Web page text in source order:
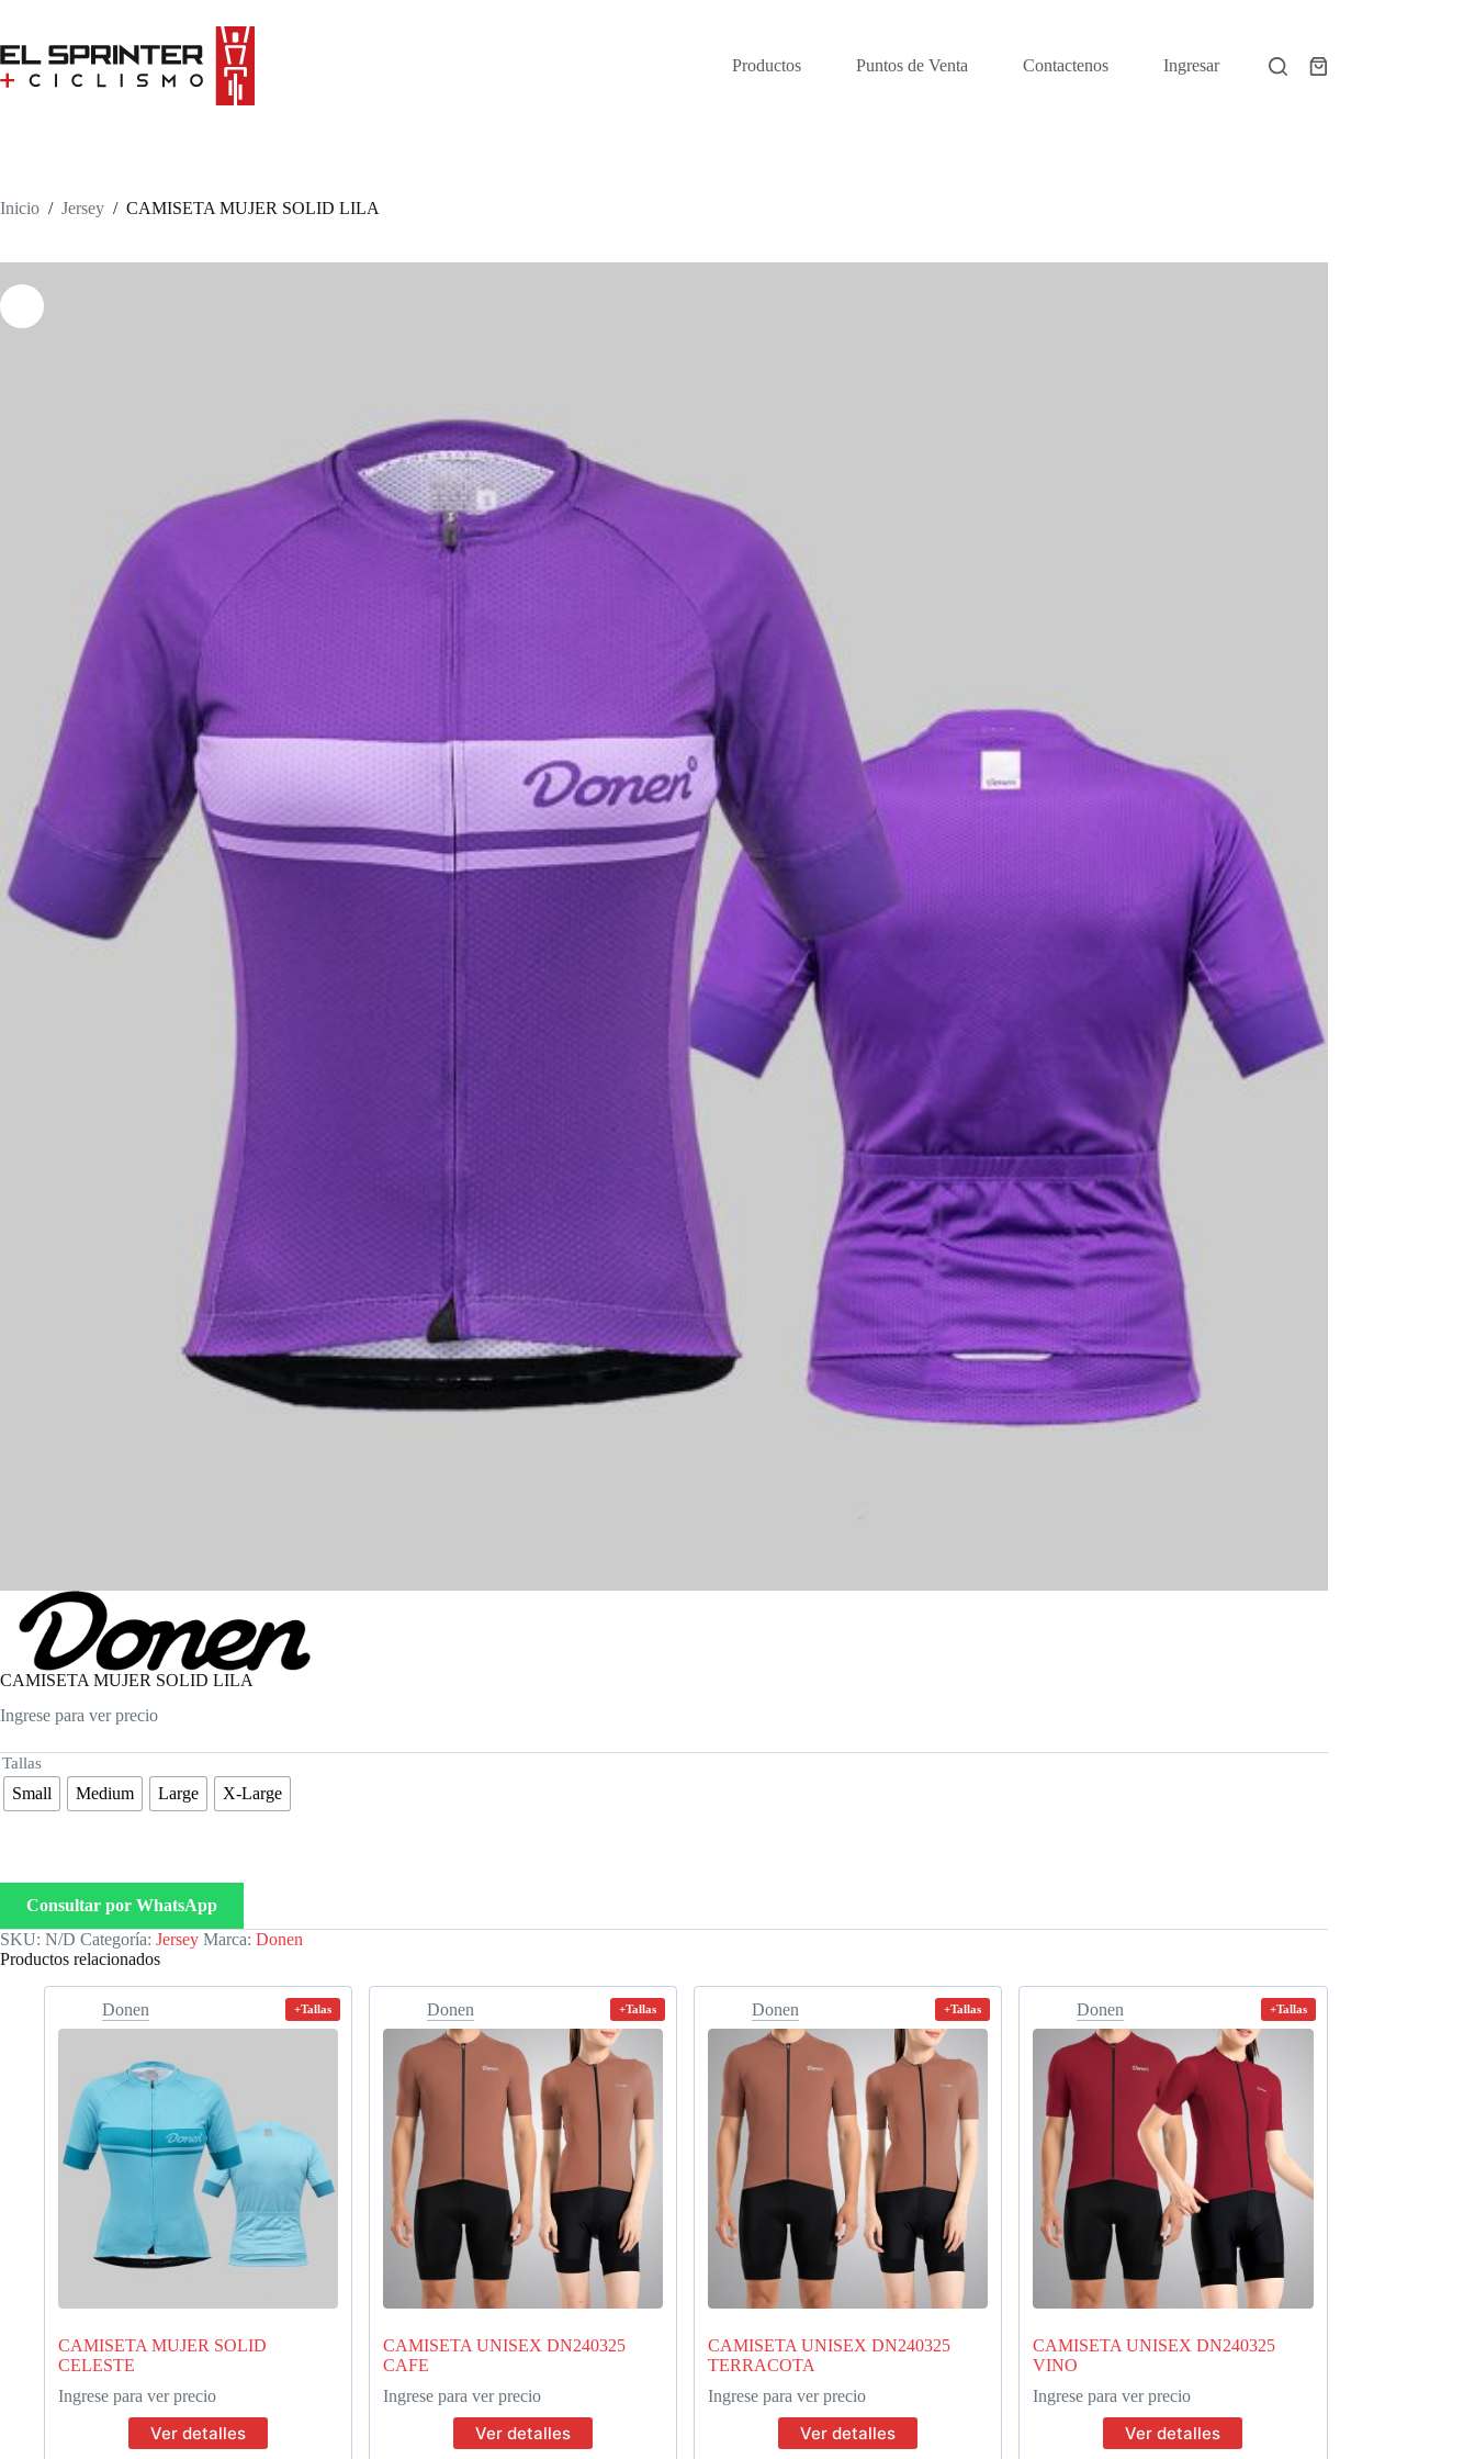
content
Productos
Puntos de Venta Contactenos Ingresar
Shopping
Inicio / Jersey / CAMISETA MUJER SOLID LILA
CAMISETA MUJER SOLID LILA
Ingrese para ver precio
Tallas
Small Medium Large X-Large
Consultar por WhatsApp
SKU: N/D Categoría: Jersey Marca: Donen
Productos relacionados
Donen +Tallas
CAMISETA MUJER SOLID
CELESTE
Ingrese para ver precio
Ver detalles
Donen +Tallas
CAMISETA UNISEX DN240325
CAFE
Ingrese para ver precio
Ver detalles
Donen +Tallas
CAMISETA UNISEX DN240325
TERRACOTA
Ingrese para ver precio
Ver detalles
Donen +Tallas
CAMISETA UNISEX DN240325
VINO
Ingrese para ver precio
Ver detalles